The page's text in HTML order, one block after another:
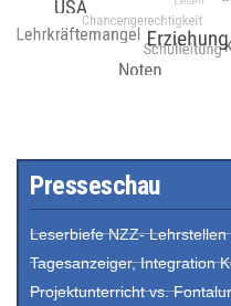
Presseschau
Leserbiefe NZZ- Lehrstellen
Tagesanzeiger, Integration
Projektunterricht vs.